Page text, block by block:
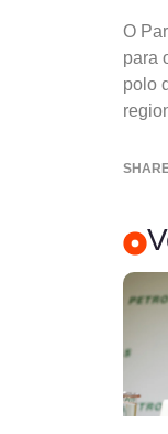
O
para
polo